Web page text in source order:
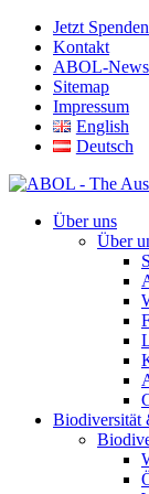
Jetzt
Kontakt
ABOL-News
Sitemap
Impressum
English
Deutsch
Über uns
Über